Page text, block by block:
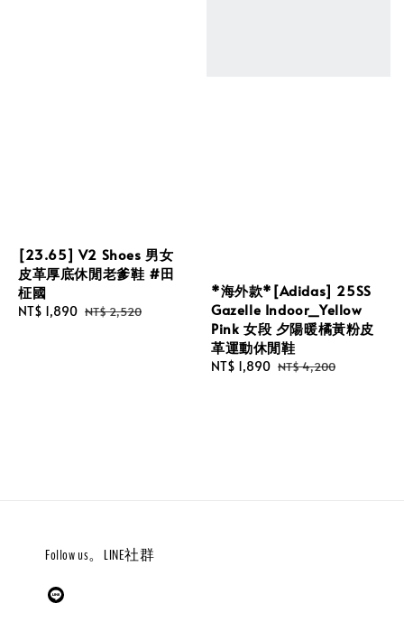
[23.65] V2 Shoes 男女
皮革厚底休閒老爹鞋 #田
柾國
Sale
NT$ 1,890 Regular
NT$ 2,520
*海外款*[Adidas] 25SS
Gazelle Indoor_Yellow
Pink 女段 夕陽暖橘黃粉皮
革運動休閒鞋
Sale
NT$ 1,890 Regular
NT$ 4,200
Follow us。LINE社群